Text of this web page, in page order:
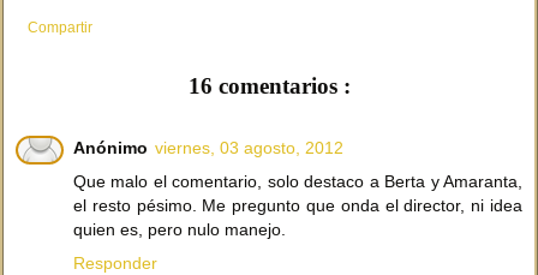
Compartir
16 comentarios :
Anónimo viernes, 03 agosto, 2012
Que malo el comentario, solo destaco a Berta y Amaranta,
el resto pésimo. Me pregunto que onda el director, ni idea
quien es, pero nulo manejo.
Responder